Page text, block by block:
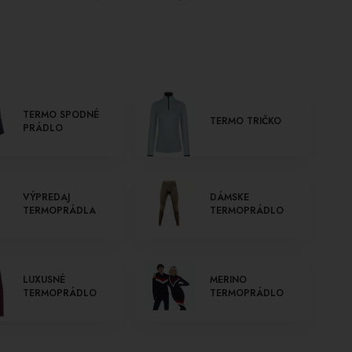
z elastických materiálov, ktoré poskytujú pohodlný a pružný
čo zabezpečuje optimálnu teplotu a pohodlie.
vlhkosť preč od tela.
si ten správny kúsok pre vaše zimné dobrodružstvá. Nechajte
športových aktivít.
TERMO SPODNÉ
PRÁDLO
TERMO TRIČKO
VÝPREDAJ
TERMOPRÁDLA
DÁMSKE
TERMOPRÁDLO
LUXUSNÉ
TERMOPRÁDLO
MERINO
TERMOPRÁDLO